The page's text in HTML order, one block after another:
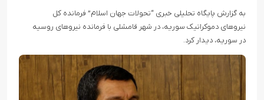
به گزارش پایگاه تحلیلی خبری “تحولات جهان اسلام” فرمانده کل
نیروهای دموکراتیک سوریه، در شهر قامشلی با فرمانده نیروهای روسیه
در سوریه، دیدار کرد.